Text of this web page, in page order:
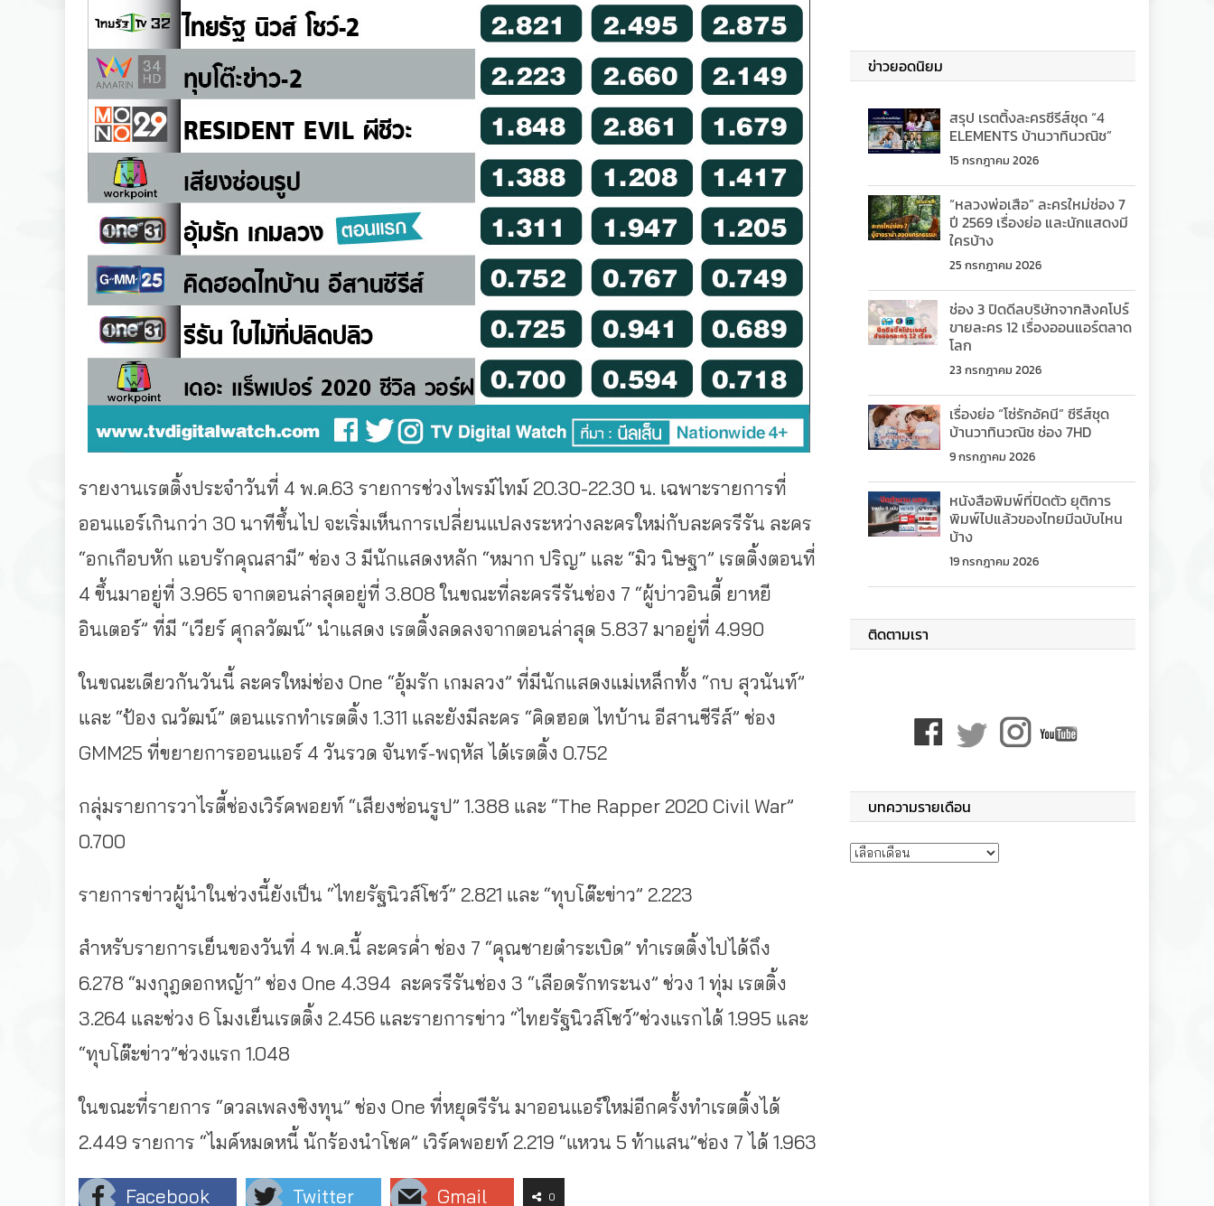
รายงานเรตติ้งประจำวันที่ 4 พ.ค.63 รายการช่วงไพรม์ไทม์ 20.30-22.30 น. เฉพาะรายการที่
ออนแอร์เกินกว่า 30 นาทีขึ้นไป จะเริ่มเห็นการเปลี่ยนแปลงระหว่างละครใหม่กับละครรีรัน ละคร
“อกเกือบหัก แอบรักคุณสามี” ช่อง 3 มีนักแสดงหลัก “หมาก ปริญ” และ “มิว นิษฐา” เรตติ้งตอนที่
4 ขึ้นมาอยู่ที่ 3.965 จากตอนล่าสุดอยู่ที่ 3.808 ในขณะที่ละครรีรันช่อง 7 “ผู้บ่าวอินดี้ ยาหยี
อินเตอร์” ที่มี “เวียร์ ศุกลวัฒน์” นำแสดง เรตติ้งลดลงจากตอนล่าสุด 5.837 มาอยู่ที่ 4.990
ในขณะเดียวกันวันนี้ ละครใหม่ช่อง One “อุ้มรัก เกมลวง” ที่มีนักแสดงแม่เหล็กทั้ง “กบ สุวนันท์”
และ “ป้อง ณวัฒน์” ตอนแรกทำเรตติ้ง 1.311 และยังมีละคร “คิดฮอต ไทบ้าน อีสานซีรีส์” ช่อง
GMM25 ที่ขยายการออนแอร์ 4 วันรวด จันทร์-พฤหัส ได้เรตติ้ง 0.752
กลุ่มรายการวาไรตี้ช่องเวิร์คพอยท์ “เสียงซ่อนรูป” 1.388 และ “The Rapper 2020 Civil War”
0.700
รายการข่าวผู้นำในช่วงนี้ยังเป็น “ไทยรัฐนิวส์โชว์” 2.821 และ “ทุบโต๊ะข่าว” 2.223
สำหรับรายการเย็นของวันที่ 4 พ.ค.นี้ ละครค่ำ ช่อง 7 “คุณชายตำระเบิด” ทำเรตติ้งไปได้ถึง
6.278 “มงกุฎดอกหญ้า” ช่อง One 4.394 ละครรีรันช่อง 3 “เลือดรักทระนง” ช่วง 1 ทุ่ม เรตติ้ง
3.264 และช่วง 6 โมงเย็นเรตติ้ง 2.456 และรายการข่าว “ไทยรัฐนิวส์โชว์”ช่วงแรกได้ 1.995 และ
“ทุบโต๊ะข่าว”ช่วงแรก 1.048
ในขณะที่รายการ “ดวลเพลงชิงทุน” ช่อง One ที่หยุดรีรัน มาออนแอร์ใหม่อีกครั้งทำเรตติ้งได้
2.449 รายการ “ไมค์หมดหนี้ นักร้องนำโชค” เวิร์คพอยท์ 2.219 “แหวน 5 ท้าแสน”ช่อง 7 ได้ 1.963
Facebook Twitter Gmail 0
ข่าวยอดนิยม
สรุป เรตติ้งละครซีรีส์ชุด “4
ELEMENTS บ้านวาทินวณิช”
15 กรกฎาคม 2026
“หลวงพ่อเสือ” ละครใหม่ช่อง 7
ปี 2569 เรื่องย่อ และนักแสดงมี
ใครบ้าง
25 กรกฎาคม 2026
ช่อง 3 ปิดดีลบริษัทจากสิงคโปร์
ขายละคร 12 เรื่องออนแอร์ตลาด
โลก
23 กรกฎาคม 2026
เรื่องย่อ “โซ่รักอัคนี” ซีรีส์ชุด
บ้านวาทินวณิช ช่อง 7HD
9 กรกฎาคม 2026
หนังสือพิมพ์ที่ปิดตัว ยุติการ
พิมพ์ไปแล้วของไทยมีฉบับไหน
บ้าง
19 กรกฎาคม 2026
ติดตามเรา
บทความรายเดือน
บทความรายเดือน